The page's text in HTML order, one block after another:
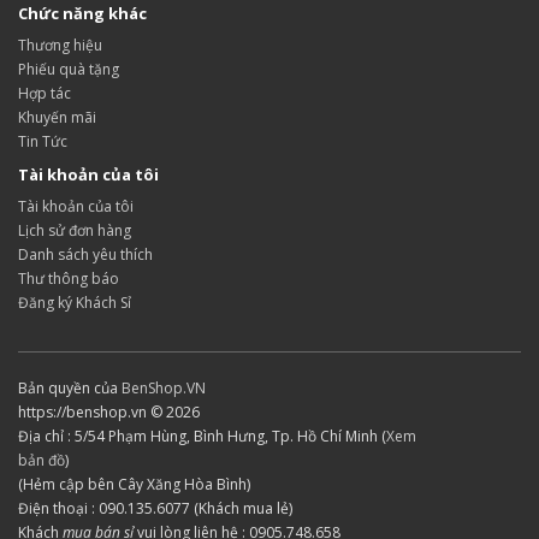
Chức năng khác
Thương hiệu
Phiếu quà tặng
Hợp tác
Khuyến mãi
Tin Tức
Tài khoản của tôi
Tài khoản của tôi
Lịch sử đơn hàng
Danh sách yêu thích
Thư thông báo
Đăng ký Khách Sỉ
Bản quyền của BenShop.VN
https://benshop.vn © 2026
Địa chỉ : 5/54 Phạm Hùng, Bình Hưng, Tp. Hồ Chí Minh (Xem
bản đồ)
(Hẻm cập bên Cây Xăng Hòa Bình)
Điện thoại : 090.135.6077 (Khách mua lẻ)
Khách mua bán sỉvui lòng liên hệ : 0905.748.658